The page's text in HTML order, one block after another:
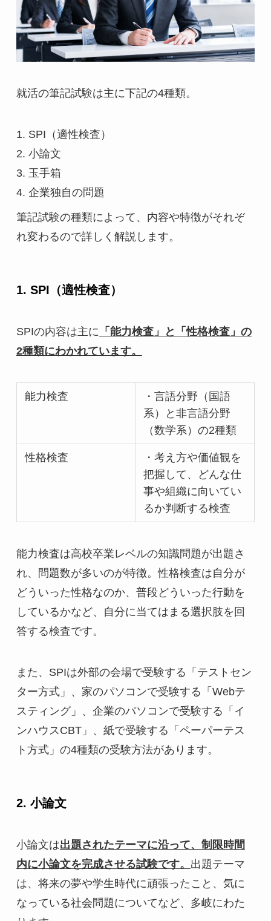
就活の筆記試験は主に下記の4種類。
1. SPI（適性検査）
2. 小論文
3. 玉手箱
4. 企業独自の問題
筆記試験の種類によって、内容や特徴がそれぞ
れ変わるので詳しく解説します。
1. SPI（適性検査）
SPIの内容は主に 「能力検査」と「性格検査」の
2種類にわかれています。
能力検査
・言語分野（国語
系）と非言語分野
（数学系）の2種類
性格検査
・考え方や価値観を
把握して、どんな仕
事や組織に向いてい
るか判断する検査
能力検査は高校卒業レベルの知識問題が出題さ
れ、問題数が多いのが特徴。性格検査は自分が
どういった性格なのか、普段どういった行動を
しているかなど、自分に当てはまる選択肢を回
答する検査です。
また、SPIは外部の会場で受験する「テストセン
ター方式」、家のパソコンで受験する「Webテ
スティング」、企業のパソコンで受験する「イ
ンハウスCBT」、紙で受験する「ペーパーテス
ト方式」の4種類の受験方法があります。
2. 小論文
小論文は出題されたテーマに沿って、制限時間
内に小論文を完成させる試験です。 出題テーマ
は、将来の夢や学生時代に頑張ったこと、気に
なっている社会問題についてなど、多岐にわた